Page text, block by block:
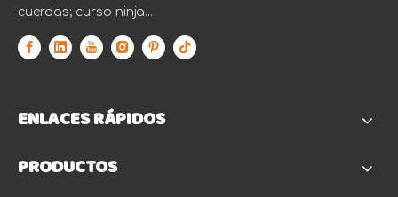
cuerdas; curso ninja...
ENLACES RÁPIDOS
PRODUCTOS